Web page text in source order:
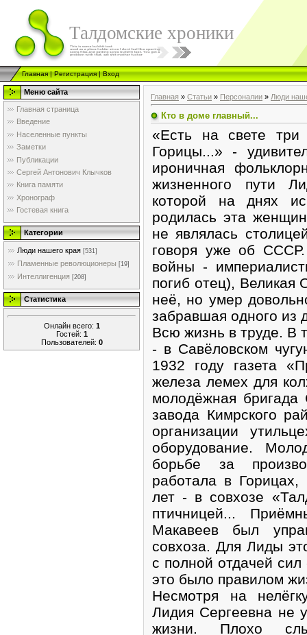
Талдомские хроники
Главная|Регистрация|Вход
Меню сайта
Главная страница
Введение
Населенные пункты
Заметки
Публикации
Сергей Антонович Клычков
Книга памяти
Хронограф
Гостевая книга
Категории
Люди нашего края [531]
Пламенные революционеры [19]
Интеллигенция [208]
Статистика
Онлайн всего: 1
Гостей: 1
Пользователей: 0
Главная » Статьи » Персоналии » Люди
Кто в доме главный...
«Есть на свете
Горицы...» -
ироничная
жизненного пути
которой на днях
родилась эта
не являлась
говоря уже об СССР.
войны -
погиб отец), Великая
неё, но умер
забравшая одного из
Всю жизнь в труде. В
- в Савёловском
1932 году газета
железа лемех для
молодёжная бригада
завода Кимрского
организации
оборудование.
борьбе за
работала в
лет - в совхозе
птичницей...
Макавеев был
совхоза. Для Лиды
с полной отдачей
это было правилом
Несмотря на
Лидия Сергеевна не
жизни. Плохо